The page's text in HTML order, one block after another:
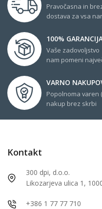
Pravočasna in
dostava za vsa
100%
Vaše zadovoljstvo
nam pomeni
VARNO
Popolnoma varen
nakup brez skrbi
Kontakt
300 dpi, d.o.o.
Likozarjeva ulica 1,
+386 1 77 77 710